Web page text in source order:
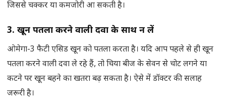
जिससे चक्कर या कमजोरी आ सकती है।
3. खून पतला करने वाली दवा के साथ न लें
ओमेगा-3 फैटी एसिड खून को पतला करता है। यदि आप पहले से ही खून
पतला करने वाली दवा ले रहे हैं, तो चिया बीज के सेवन से चोट लगने या
कटने पर खून बहने का खतरा बढ़ सकता है। ऐसे में डॉक्टर की सलाह
जरूरी है।